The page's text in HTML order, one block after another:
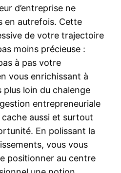
d’entreprise ne
en autrefois. Cette
de votre trajectoire
moins précieuse :
à pas votre
vous enrichissant à
loin du chalenge
entrepreneuriale
aussi et surtout
En polissant la
vous vous
positionner au centre